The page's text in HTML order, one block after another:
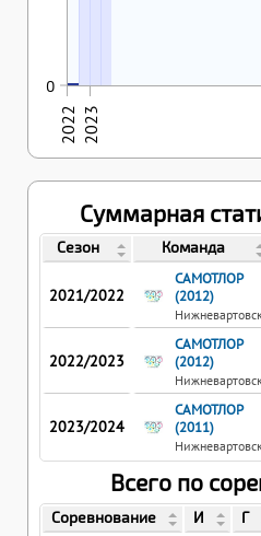
0
2022 2023
Суммарная
Сезон Команда
2021/2022
САМОТЛОР
(2012)
2022/2023
САМОТЛОР
(2012)
2023/2024
САМОТЛОР
(2011)
Всего по
Соревнование И Г